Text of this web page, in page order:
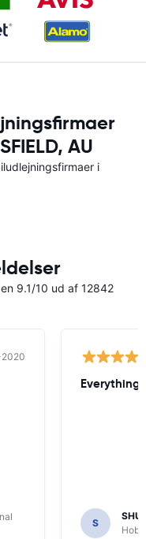
AU
i
9.1/10 ud af 12842
Everything
S